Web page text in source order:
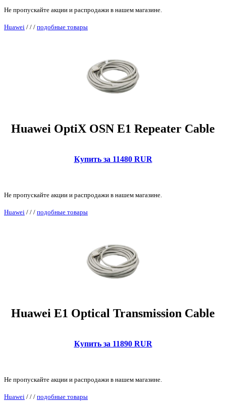
Не пропускайте акции и распродажи в нашем магазине.
Huawei / / / подобные товары
Huawei OptiX OSN E1 Repeater Cable
Купить за 11480 RUR
Не пропускайте акции и распродажи в нашем магазине.
Huawei / / / подобные товары
Huawei E1 Optical Transmission Cable
Купить за 11890 RUR
Не пропускайте акции и распродажи в нашем магазине.
Huawei / / / подобные товары